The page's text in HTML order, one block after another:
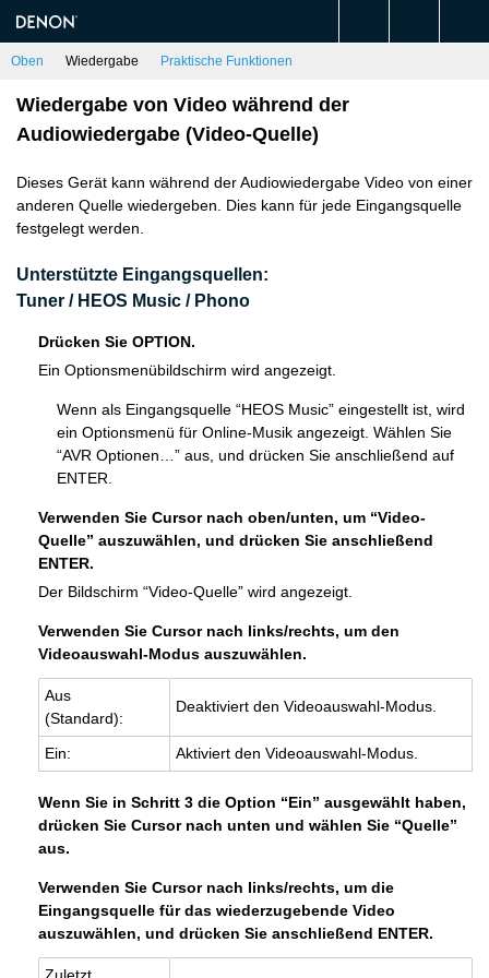
Oben Wiedergabe Praktische Funktionen
Wiedergabe von Video während der
Audiowiedergabe (Video-Quelle)
Dieses Gerät kann während der Audiowiedergabe Video von einer
anderen Quelle wiedergeben. Dies kann für jede Eingangsquelle
festgelegt werden.
Unterstützte Eingangsquellen:
Tuner / HEOS Music / Phono
Drücken Sie OPTION.
Ein Optionsmenübildschirm wird angezeigt.
Wenn als Eingangsquelle “HEOS Music” eingestellt ist, wird
ein Optionsmenü für Online-Musik angezeigt. Wählen Sie
“AVR Optionen…” aus, und drücken Sie anschließend auf
ENTER.
Verwenden Sie Cursor nach oben/unten, um “Video-
Quelle” auszuwählen, und drücken Sie anschließend
ENTER.
Der Bildschirm “Video-Quelle” wird angezeigt.
Verwenden Sie Cursor nach links/rechts, um den
Videoauswahl-Modus auszuwählen.
Aus
(Standard):
Deaktiviert den Videoauswahl-Modus.
Ein: Aktiviert den Videoauswahl-Modus.
Wenn Sie in Schritt 3 die Option “Ein” ausgewählt haben,
drücken Sie Cursor nach unten und wählen Sie “Quelle”
aus.
Verwenden Sie Cursor nach links/rechts, um die
Eingangsquelle für das wiederzugebende Video
auszuwählen, und drücken Sie anschließend ENTER.